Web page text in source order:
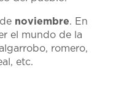
noviembre. En
el mundo de la
romero,
etc.